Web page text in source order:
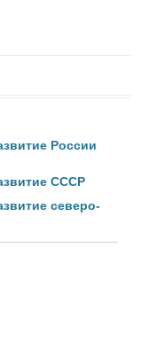
России
СССР
северо-